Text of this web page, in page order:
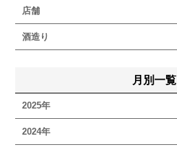
店舗
酒造り
月別一覧
2025年
2024年